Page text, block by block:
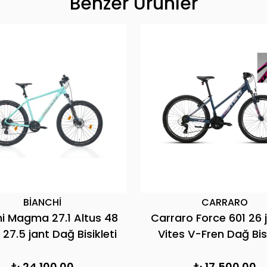
CARRARO
420 24 jant 21
Disk Fren Çocuk &
BİANCHİ
Bianchi Nitron 9.3 29"
XT/SLX 1x12V Dağ